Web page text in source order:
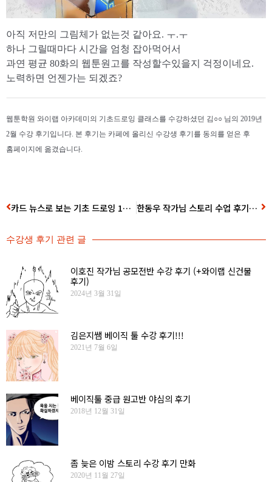
아직 저만의 그림체가 없는것 같아요. ㅜ.ㅜ
하나 그릴때마다 시간을 엄청 잡아먹어서
과연 평균 80화의 웹툰원고를 작성할수있을지 걱정이네요.
노력하면 언젠가는 되겠죠?
웹툰학원 와이랩 아카데미의 기초드로잉 클래스를 수강하셨던 김○○ 님의 2019년
2월 수강 후기입니다. 본 후기는 카페에 올리신 수강생 후기를 동의를 얻은 후
홈페이지에 옮겼습니다.
카드 뉴스로 보는 기초 드로잉 1개월 수강 후기! 한동우 작가님 스토리 수업 후기입니다!
수강생 후기 관련 글
이호진 작가님 공모전반 수강 후기 (+와이랩 신건물
후기)
2024년 3월 31일
김은지쌤 베이직 툴 수강 후기!!!
2021년 7월 6일
베이직툴 중급 원고반 야심의 후기
2018년 12월 31일
좀 늦은 이밤 스토리 수강 후기 만화
2020년 11월 27일